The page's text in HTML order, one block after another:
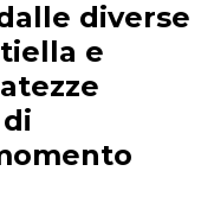
diverse
e